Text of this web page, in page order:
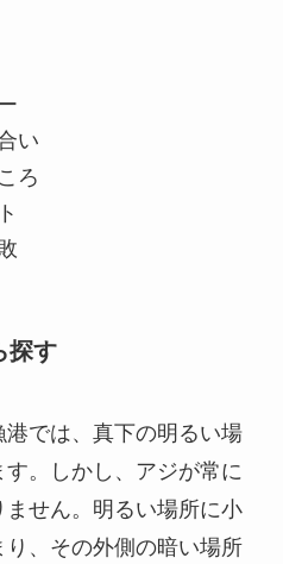
い
ろ
探す
では、真下の明るい場
。しかし、アジが常に
せん。明るい場所に小
、その外側の暗い場所